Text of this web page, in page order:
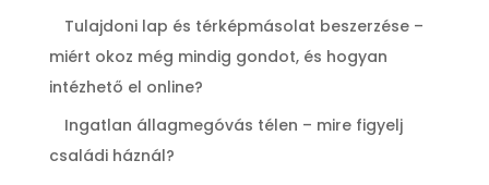
Tulajdoni lap és térképmásolat beszerzése –
miért okoz még mindig gondot, és hogyan
intézhető el online?
Ingatlan állagmegóvás télen – mire figyelj
családi háznál?